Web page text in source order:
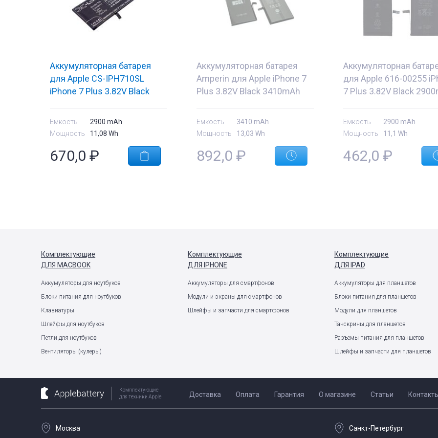
Аккумуляторная батарея
для Apple CS-IPH710SL
iPhone 7 Plus 3.82V Black
Емкость
2900 mAh
Мощность
11,08 Wh
670,0 ₽
Аккумуляторная батарея
Amperin для Apple iPhone 7
Plus 3.82V Black 3410mAh
Емкость
3410 mAh
Мощность
13,03 Wh
892,0 ₽
Аккумуляторная
для Apple 616-00255
7 Plus 3.82V Black
Емкость
2900 mAh
Мощность
11,1 Wh
462,0 ₽
Комплектующие
ДЛЯ MACBOOK
Аккумуляторы для ноутбуков
Блоки питания для ноутбуков
Клавиатуры
Шлейфы для ноутбуков
Петли для ноутбуков
Вентиляторы (кулеры)
Комплектующие
ДЛЯ IPHONE
Аккумуляторы для смартфонов
Модули и экраны для смартфонов
Шлейфы и запчасти для смартфонов
Комплектующие
ДЛЯ IPAD
Аккумуляторы для планшетов
Блоки питания для планшетов
Модули для планшетов
Тачскрины для планшетов
Разъемы питания для планшетов
Шлейфы и запчасти для планшетов
Комплектующие
для техники Apple
Доставка Оплата Гарантия О магазине Статьи
Москва Санкт-Петербург